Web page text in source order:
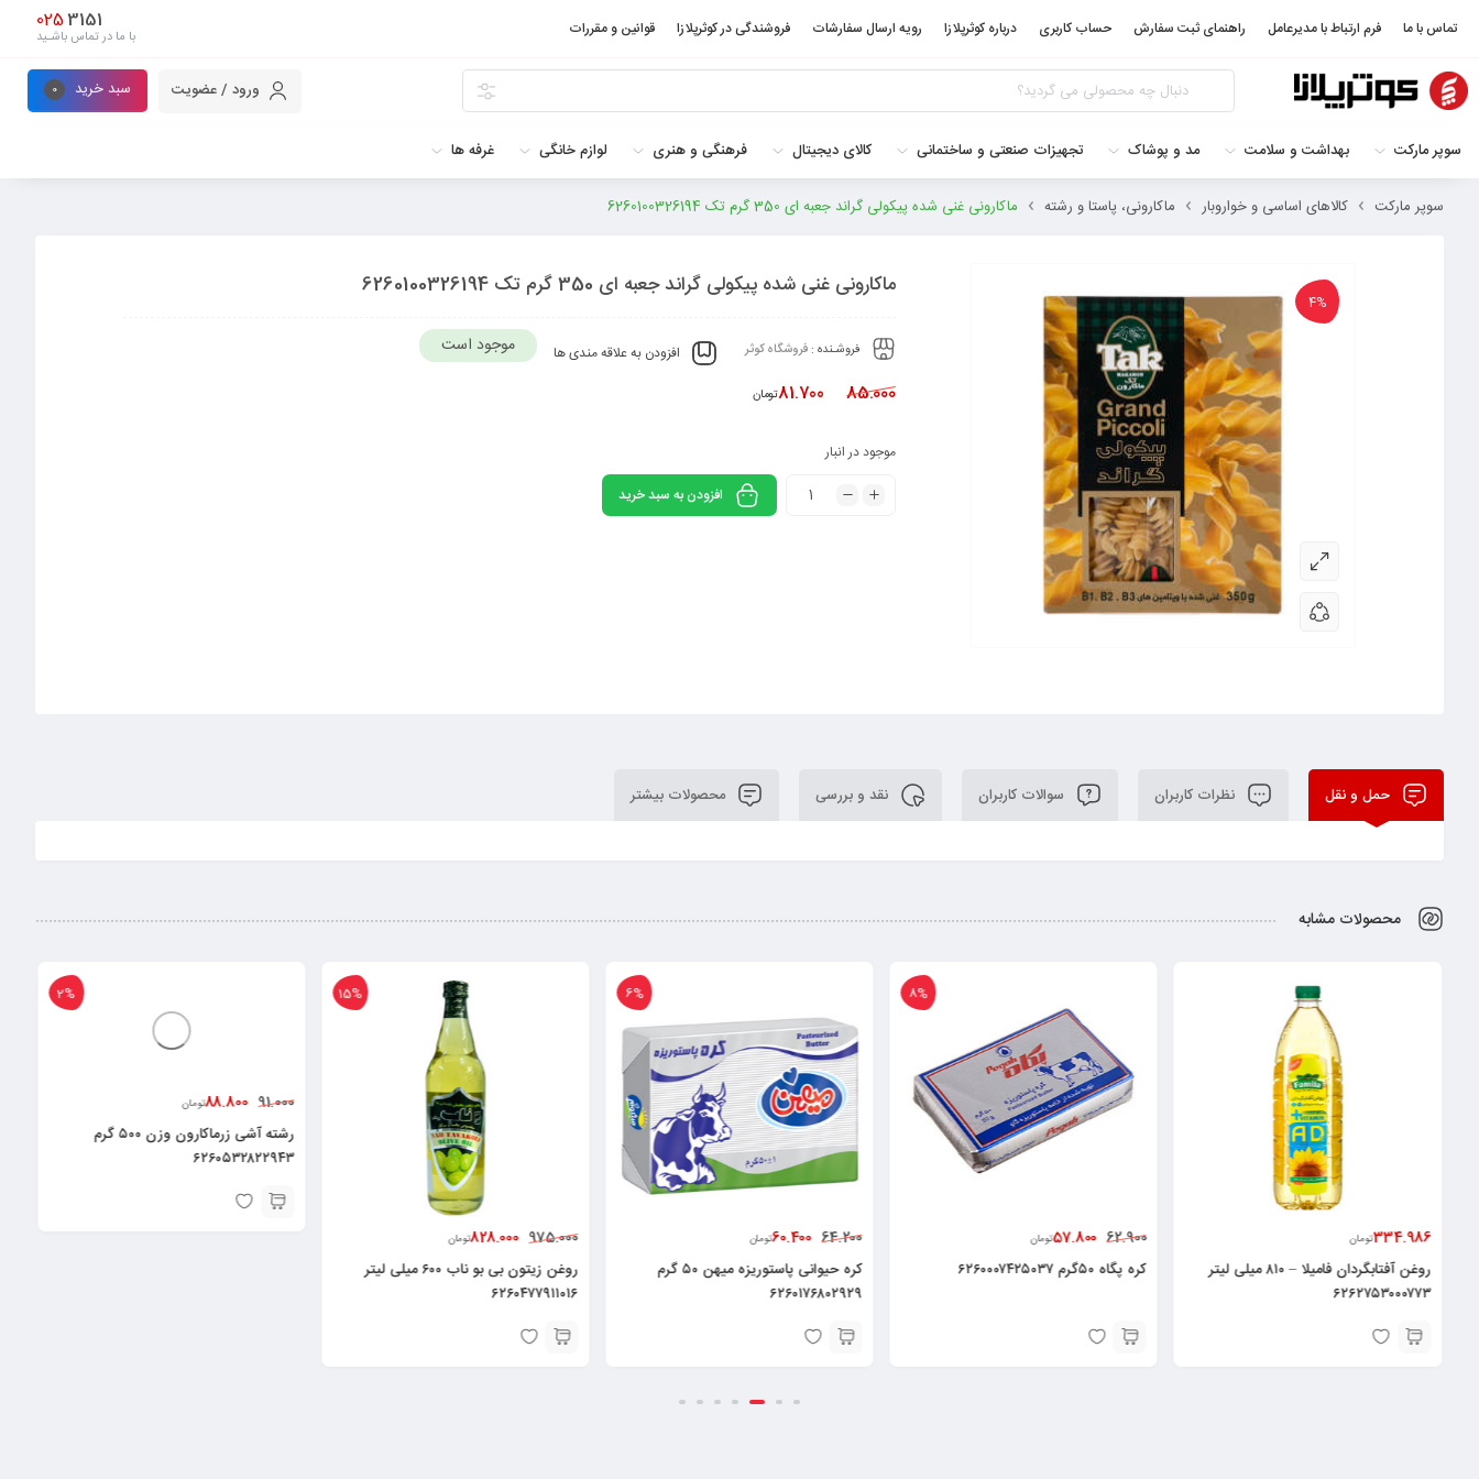
تماس با ما فرم ارتباط با مدیرعامل راهنمای ثبت سفارش حساب کاربری درباره کوثرپلازا رویه ارسال سفارشات فروشندگی در کوثرپلازا قوانین و مقررات 3151
025
با ما در تماس باشـید
ورود / عضویت سبد خرید 0
سوپر مارکت بهداشت و سلامت مد و پوشاک تجهیزات صنعتی و ساختمانی کالای دیجیتال فرهنگی و هنری لوازم خانگی غرفه ها
سوپر مارکت کالاهای اساسی و خواروبار ماکارونی، پاستا و رشته ماکارونی غنی شده پیکولی گراند جعبه ای 350 گرم تک 6260100326194
4%
ماکارونی غنی شده پیکولی گراند جعبه ای 350 گرم تک 6260100326194
فروشـنده : فروشگاه کوثر افزودن به علاقه مندی ها موجود است
85.000
81.700تومان
موجود در انبار
افزودن به سبد خرید
حمل و نقل نظرات کاربران سوالات کاربران نقد و بررسی محصولات بیشتر
محصولات مشابه
334.986تومان
روغن آفتابگردان فامیلا – ۸۱۰ میلی لیتر
۶۲۶۲۷۵۳۰۰۰۷۷۳
8%
62.900
57.800تومان
کره پگاه ۵۰گرم ۶۲۶۰۰۰۷۴۲۵۰۳۷
6%
64.200
60.400تومان
کره حیوانی پاستوریزه میهن ۵۰ گرم
۶۲۶۰۱۷۶۸۰۲۹۲۹
15%
975.000
828.000تومان
روغن زیتون بی بو ناب ۶۰۰ میلی لیتر
۶۲۶۰۴۷۷۹۱۱۰۱۶
2%
91.000
88.800تومان
رشته آشی زرماکارون وزن ۵۰۰ گرم
۶۲۶۰۵۳۲۸۲۲۹۴۳